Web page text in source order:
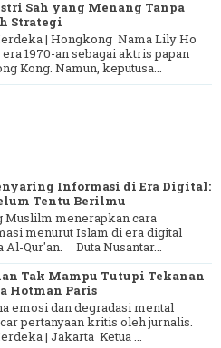
Sah yang Menang Tanpa
Strategi
| Hongkong Nama Lily Ho
1970-an sebagai aktris papan
Kong. Namun, keputusa...
Informasi di Era Digital:
Tentu Berilmu
Muslilm menerapkan cara
menurut Islam di era digital
Al-Qur'an. Duta Nusantar...
Tak Mampu Tutupi Tekanan
Hotman Paris
emosi dan degradasi mental
pertanyaan kritis oleh jurnalis.
| Jakarta Ketua ...